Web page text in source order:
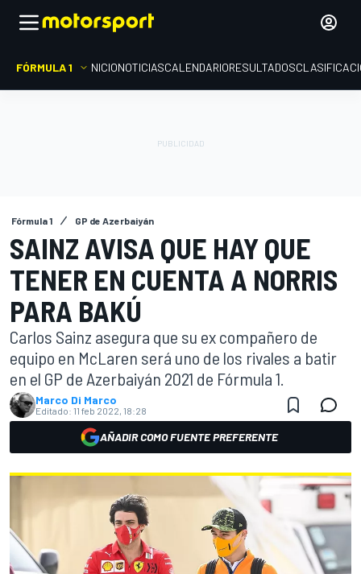
FÓRMULA 1 INICIONOTICIASCALENDARIORESULTADOS
Fórmula 1 GP de Azerbaiyán
SAINZ AVISA QUE HAY QUE
TENER EN CUENTA A NORRIS
PARA BAKÚ
Carlos Sainz asegura que su ex compañero de
equipo en McLaren será uno de los rivales a batir
en el GP de Azerbaiyán 2021 de Fórmula 1.
Marco Di Marco
Editado: 11 feb 2022, 18:28
AÑADIR COMO FUENTE PREFERENTE